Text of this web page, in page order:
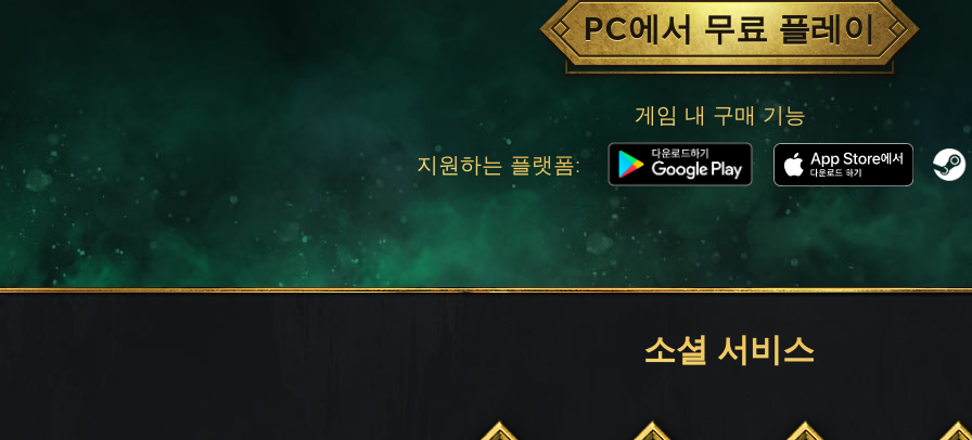
PC에서 무료 플레이
게임 내 구매 기능
지원하는 플랫폼:
소셜 서비스